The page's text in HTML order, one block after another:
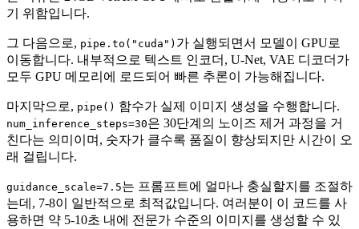
기 위함입니다.
그 다음으로, pipe.to("cuda") 가 실행되면서 모델이 GPU로
이동합니다. 내부적으로 텍스트 인코더, U-Net, VAE 디코더가
모두 GPU 메모리에 로드되어 빠른 추론이 가능해집니다.
마지막으로, pipe() 함수가 실제 이미지 생성을 수행합니다.
num_inference_steps=30은 30단계의 노이즈 제거 과정을 거
친다는 의미이며, 숫자가 클수록 품질이 향상되지만 시간이 오
래 걸립니다.
guidance_scale=7.5는 프롬프트에 얼마나 충실할지를 조절하
는데, 7-8이 일반적으로 최적값입니다. 여러분이 이 코드를 사
용하면 약 5-10초 내에 전문가 수준의 이미지를 생성할 수 있